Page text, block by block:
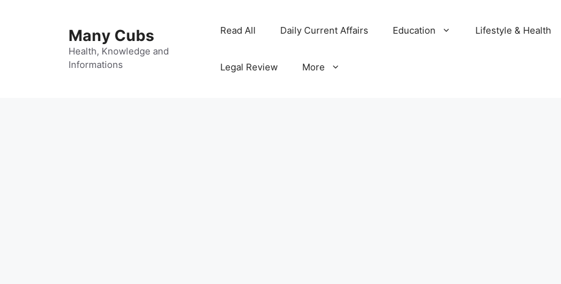
Many Cubs
Health, Knowledge and
Informations
Read All Daily Current Affairs Education Lifestyle & Health
Legal Review More